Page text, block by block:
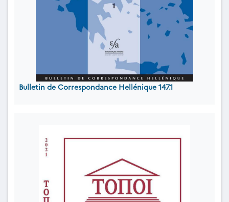
Bulletin de Correspondance Hellénique 147.1